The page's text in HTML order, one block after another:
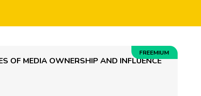
OF MEDIA OWNERSHIP AND INFLUENCE
FREEMIUM